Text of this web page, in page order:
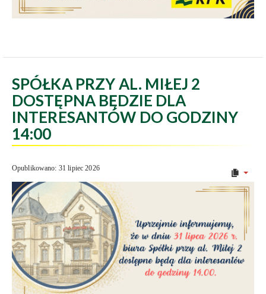
SPÓŁKA PRZY AL. MIŁEJ 2
DOSTĘPNA BĘDZIE DLA
INTERESANTÓW DO GODZINY
14:00
Opublikowano: 31 lipiec 2026